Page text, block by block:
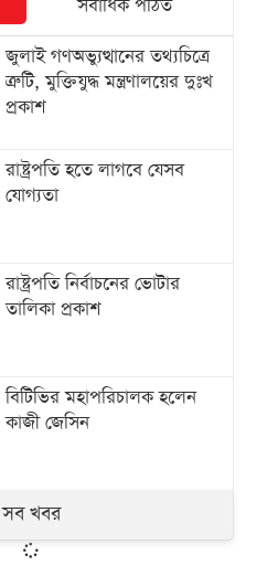
সর্বাধিক পঠিত
জুলাই গণঅভ্যুত্থানের তথ্যচিত্রে
ত্রুটি, মুক্তিযুদ্ধ মন্ত্রণালয়ের দুঃখ
প্রকাশ
রাষ্ট্রপতি হতে লাগবে যেসব
যোগ্যতা
রাষ্ট্রপতি নির্বাচনের ভোটার
তালিকা প্রকাশ
বিটিভির মহাপরিচালক হলেন
কাজী জেসিন
সব খবর